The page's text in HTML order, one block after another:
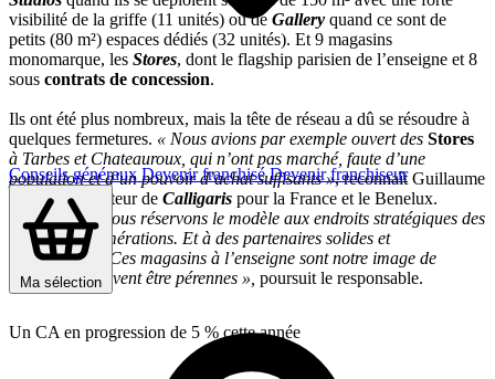
Conseils généraux Devenir franchiséDevenir franchiseur
Ma sélection
visibilité de la griffe (11 unités) ou de Gallery quand ce sont de
petits (80 m²) espaces dédiés (32 unités). Et 9 magasins
monomarque, les Stores, dont le flagship parisien de l’enseigne et 8
sous contrats de concession.
Ils ont été plus nombreux, mais la tête de réseau a dû se résoudre à
quelques fermetures. « Nous avions par exemple ouvert des Stores
à Tarbes et Chateauroux, qui n’ont pas marché, faute d’une
population et d’un pouvoir d’achat suffisants », reconnaît Guillaume
Renault, Directeur de Calligaris pour la France et le Benelux.
« Désormais nous réservons le modèle aux endroits stratégiques des
grosses agglomérations. Et à des partenaires solides et
expérimentés. Ces magasins à l’enseigne sont notre image de
marque, ils doivent être pérennes », poursuit le responsable.
Un CA en progression de 5 % cette année